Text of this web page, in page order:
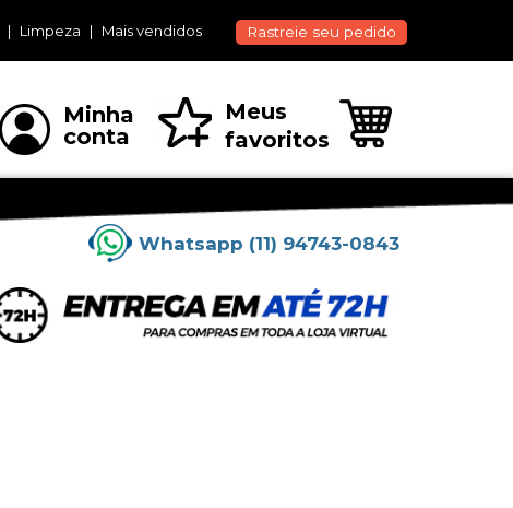
Limpeza Mais vendidos Rastreie seu pedido
Minha
conta
Meus
favoritos
Whatsapp (11) 94743-0843